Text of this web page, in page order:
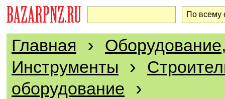
Главная ›
Инструменты
›
оборудование ›